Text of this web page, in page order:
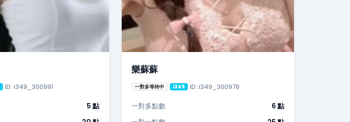
ID: i349_300991
5 點
樂蘇蘇
一對多等待中 i349 ID: i349_300978
一對多點數
6 點